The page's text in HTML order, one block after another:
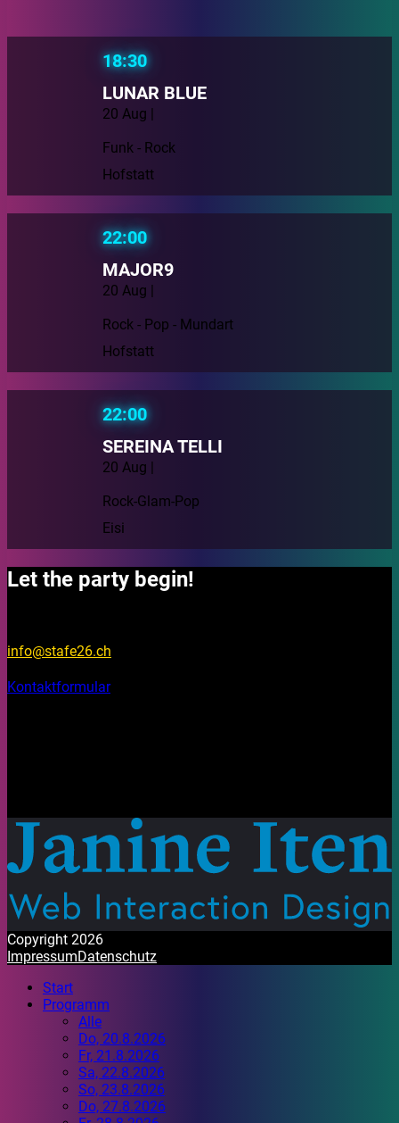
18:30
LUNAR BLUE
20 Aug |
Funk - Rock
Hofstatt
22:00
MAJOR9
20 Aug |
Rock - Pop - Mundart
Hofstatt
22:00
SEREINA TELLI
20 Aug |
Rock-Glam-Pop
Eisi
Let the party begin!
info@stafe26.ch
Kontaktformular
Copyright 2026
ImpressumDatenschutz
Start
Programm
Alle
Do, 20.8.2026
Fr, 21.8.2026
Sa, 22.8.2026
So, 23.8.2026
Do, 27.8.2026